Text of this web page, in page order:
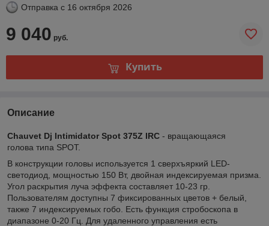
Отправка с 16 октября 2026
9 040 руб.
Купить
Описание
Chauvet Dj Intimidator Spot 375Z IRC - вращающаяся
голова типа SPOT.
В конструкции головы используется 1 сверхъяркий LED-
светодиод, мощностью 150 Вт, двойная индексируемая призма.
Угол раскрытия луча эффекта составляет 10-23 гр.
Пользователям доступны 7 фиксированных цветов + белый,
также 7 индексируемых гобо. Есть функция стробоскопа в
диапазоне 0-20 Гц. Для удаленного управления есть